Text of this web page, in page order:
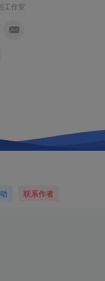
工作室
联系作者